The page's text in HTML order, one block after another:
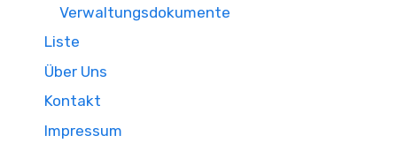
Verwaltungsdokumente
Liste
Über Uns
Kontakt
Impressum